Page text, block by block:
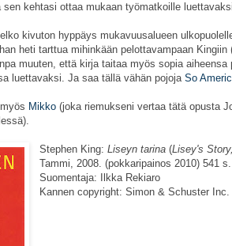
sen kehtasi ottaa mukaan työmatkoille
kivuton hyppäys mukavuusalueen
heti tarttua mihinkään pelottavampaan Kingiin
muuten, että kirja taitaa myös sopia aiheensa
luettavaksi. Ja saa tällä vähän pojoja So
Mikko (joka riemukseni vertaa tätä opusta
Stephen King:Liseyn tarina(Lisey's
Tammi, 2008. (pokkaripainos 2010) 541 s.
Suomentaja: Ilkka Rekiaro
Kannen copyright: Simon & Schuster Inc.